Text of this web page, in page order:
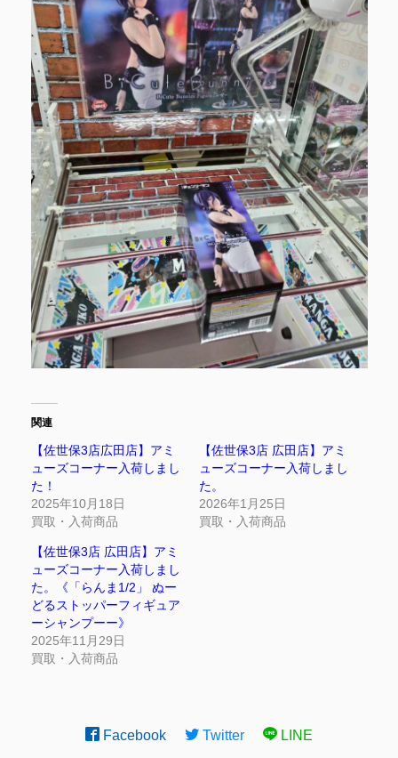
関連
【佐世保3店広田店】アミ
ューズコーナー入荷しまし
た！
2025年10月18日
買取・入荷商品
【佐世保3店 広田店】アミ
ューズコーナー入荷しまし
た。
2026年1月25日
買取・入荷商品
【佐世保3店 広田店】アミ
ューズコーナー入荷しまし
た。《「らんま1/2」 ぬー
どるストッパーフィギュア
ーシャンプーー》
2025年11月29日
買取・入荷商品
Facebook Twitter LINE